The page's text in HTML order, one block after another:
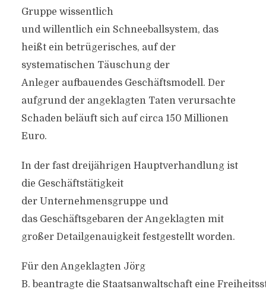
Gruppe wissentlich
und willentlich ein Schneeballsystem, das
heißt ein betrügerisches, auf der
systematischen Täuschung der
Anleger aufbauendes Geschäftsmodell. Der
aufgrund der angeklagten Taten verursachte
Schaden beläuft sich auf circa 150 Millionen
Euro.
In der fast dreijährigen Hauptverhandlung ist
die Geschäftstätigkeit
der Unternehmensgruppe und
das Geschäftsgebaren der Angeklagten mit
großer Detailgenauigkeit festgestellt worden.
Für den Angeklagten Jörg
B. beantragte die Staatsanwaltschaft eine